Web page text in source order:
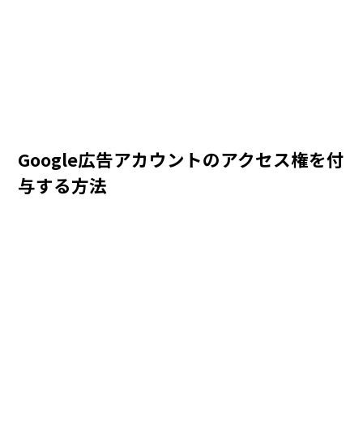
Google広告アカウントのアクセス権を付
与する方法